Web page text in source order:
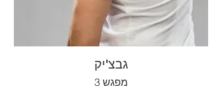
גבצ'יק
מפגש 3